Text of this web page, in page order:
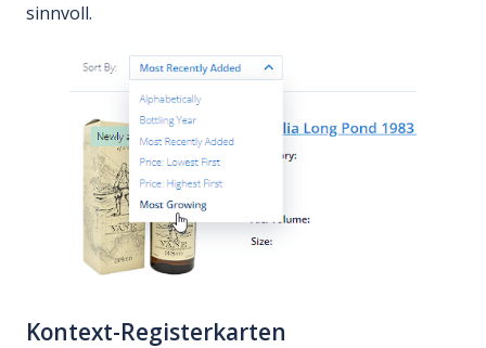
sinnvoll.
Kontext-Registerkarten